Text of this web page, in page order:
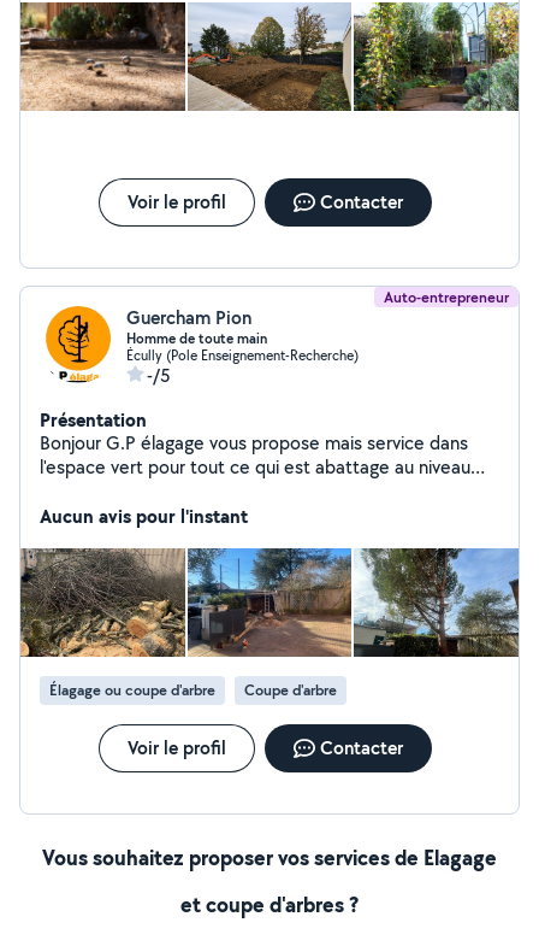
que le recommander.
Voir le profil Contacter
Auto-entrepreneur
Guercham Pion
Homme de toute main
Écully (Pole Enseignement-Recherche)
-/5
Présentation
Bonjour G.P élagage vous propose mais service dans
l'espace vert pour tout ce qui est abattage au niveau
tailles, de haie et entretien de jardin et parc
Aucun avis pour l'instant
Élagage ou coupe d'arbre Coupe d'arbre
Voir le profil Contacter
Vous souhaitez proposer vos services de Elagage
et coupe d'arbres ?